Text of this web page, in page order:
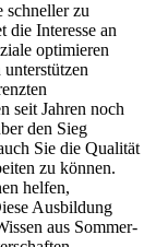
schneller zu
die Interesse an
optimieren
seit Jahren noch
den Sieg
Sie die Qualität
zu können.
helfen,
Ausbildung
aus Sommer-